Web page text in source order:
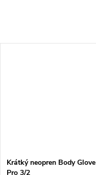
Krátký neopren Body Glove
Pro 3/2